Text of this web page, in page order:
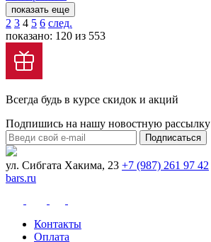
показать еще
2 3 4 5 6 след.
показано: 120 из 553
Всегда будь в курсе скидок и акций
Подпишись на нашу новостную рассылку
Подписаться
ул. Сибгата Хакима, 23 +7 (987) 261 97 42
bars.ru
Контакты
Оплата